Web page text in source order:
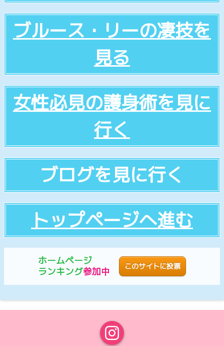
ブルース・リーの凄技を
見る
女性必見の護身術を見に
行く
ブログを見に行く
トップページへ進む
ホームページ
ランキング参加中 このサイトに投票